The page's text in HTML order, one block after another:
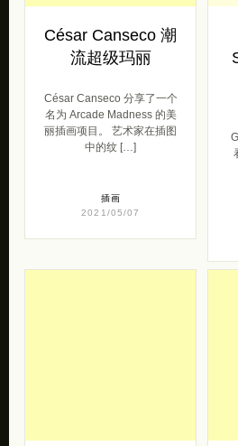
César Canseco 潮
流超级玛丽
César Canseco 分享了一个
名为 Arcade Madness 的美
丽插画项目。 艺术家在插图
中的纹 […]
插画
2021/05/07